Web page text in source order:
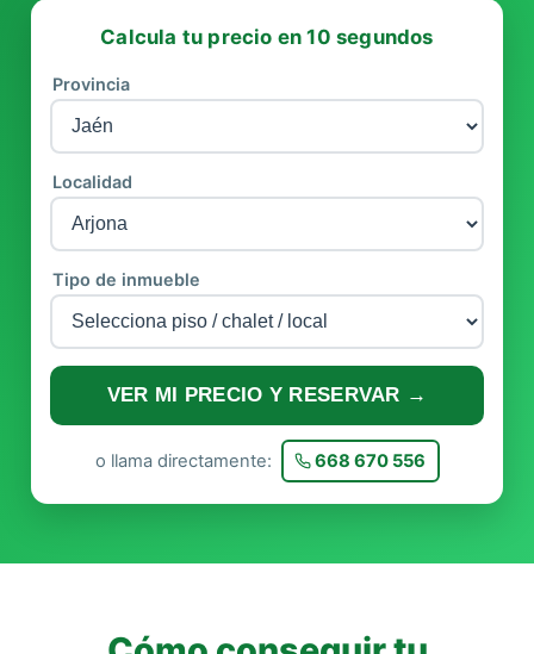
Calcula tu precio en 10 segundos
Provincia
Localidad
Tipo de inmueble
VER MI PRECIO Y RESERVAR →
o llama directamente: 668 670 556